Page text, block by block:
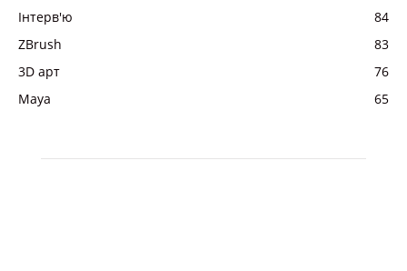
Інтерв'ю
84
ZBrush
83
3D арт
76
Maya
65